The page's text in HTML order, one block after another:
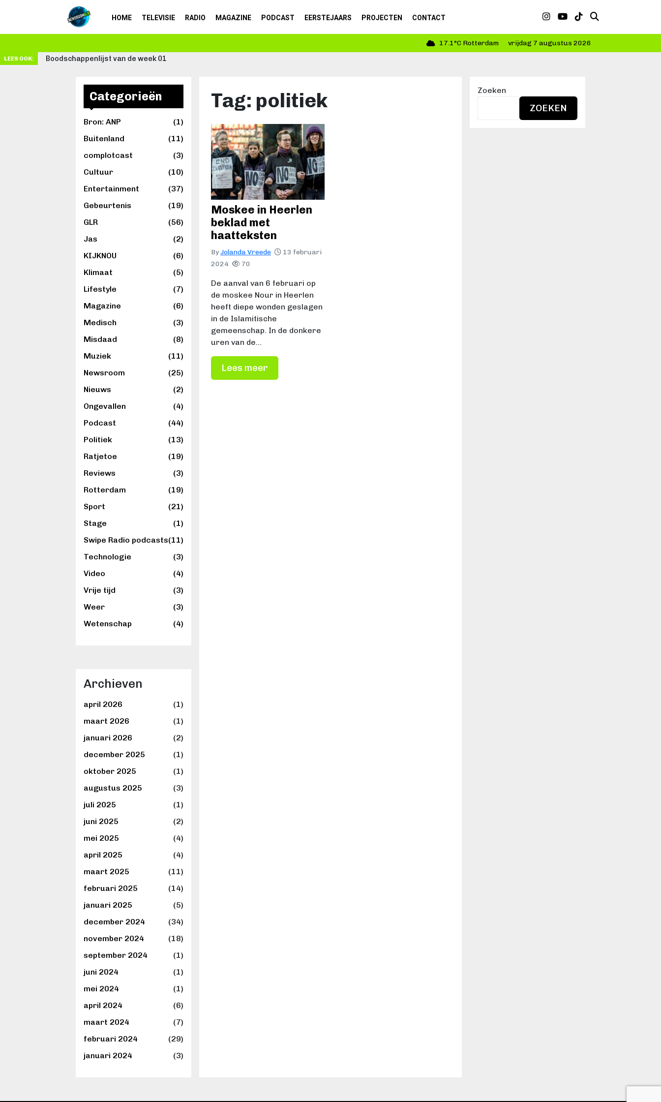
HOME TELEVISIE RADIO MAGAZINE PODCAST EERSTEJAARS PROJECTEN CONTACT
17.1°C Rotterdam vrijdag 7 augustus 2026
LEES OOK: Schrijven: van passie tot beroep
Categorieën
Bron: ANP
(1)
Buitenland
(11)
complotcast
(3)
Cultuur
(10)
Entertainment
(37)
Gebeurtenis
(19)
GLR
(56)
Jas
(2)
KIJKNOU
(6)
Klimaat
(5)
Lifestyle
(7)
Magazine
(6)
Medisch
(3)
Misdaad
(8)
Muziek
(11)
Newsroom
(25)
Nieuws
(2)
Ongevallen
(4)
Podcast
(44)
Politiek
(13)
Ratjetoe
(19)
Reviews
(3)
Rotterdam
(19)
Sport
(21)
Stage
(1)
Swipe Radio podcasts(11)
Technologie
(3)
Video
(4)
Vrije tijd
(3)
Weer
(3)
Wetenschap
(4)
Archieven
april 2026
(1)
maart 2026
(1)
januari 2026
(2)
december 2025
(1)
oktober 2025
(1)
augustus 2025
(3)
juli 2025
(1)
juni 2025
(2)
mei 2025
(4)
april 2025
(4)
maart 2025
(11)
februari 2025
(14)
januari 2025
(5)
december 2024
(34)
november 2024
(18)
september 2024
(1)
juni 2024
(1)
mei 2024
(1)
april 2024
(6)
maart 2024
(7)
februari 2024
(29)
januari 2024
(3)
Tag: politiek
Moskee in Heerlen
beklad met
haatteksten
ByJolanda Vreede
13 februari
2024
70
De aanval van 6 februari op
de moskee Nour in Heerlen
heeft diepe wonden geslagen
in de Islamitische
gemeenschap. In de donkere
uren van de…
Lees meer
Zoeken
ZOEKEN